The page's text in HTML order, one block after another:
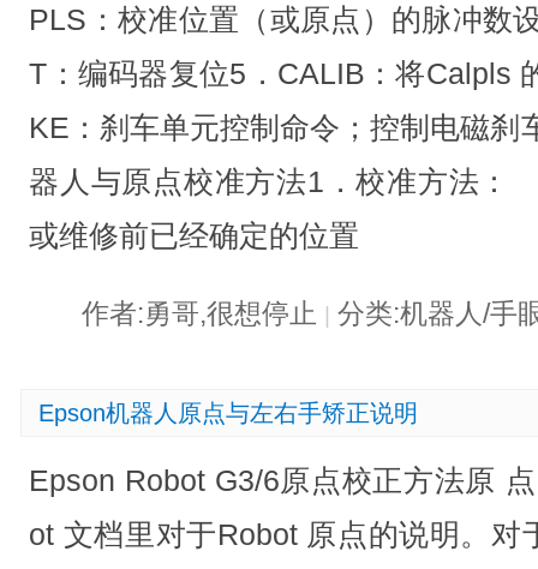
PLS：校准位置（或原点）的脉冲数
T：编码器复位5．CALIB：将Calpls
KE：刹车单元控制命令；控制电磁刹
器人与原点校准方法1．校准方法
或维修前已经确定的位置
作者:勇哥,很想停止 | 分类:机器人/手
Epson机器人原点与左右手矫正说明
Epson Robot G3/6原点校正方法原
ot 文档里对于Robot 原点的说明。对